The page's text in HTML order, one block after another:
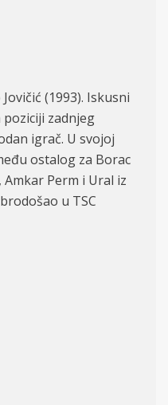
(1993). Iskusni
zadnjeg
igrač. U svojoj
ostalog za Borac
Amkar Perm i Ural iz
u TSC